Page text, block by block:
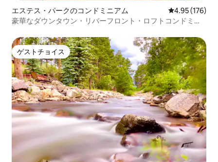
エステス・パークのコンドミニアム レビュー176
4.95 (176)
豪華なダウンタウン・リバーフロント・ロフトコンドミニ
ゲストチョイス
ゲストチョイス